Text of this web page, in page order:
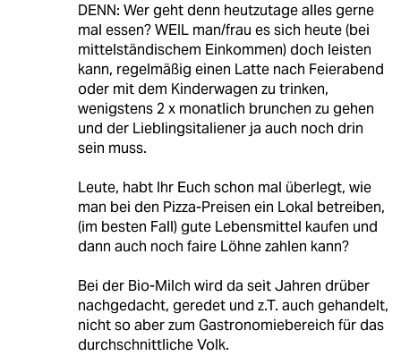
DENN: Wer geht denn heutzutage alles gerne
mal essen? WEIL man/frau es sich heute (bei
mittelständischem Einkommen) doch leisten
kann, regelmäßig einen Latte nach Feierabend
oder mit dem Kinderwagen zu trinken,
wenigstens 2 x monatlich brunchen zu gehen
und der Lieblingsitaliener ja auch noch drin
sein muss.
Leute, habt Ihr Euch schon mal überlegt, wie
man bei den Pizza-Preisen ein Lokal betreiben,
(im besten Fall) gute Lebensmittel kaufen und
dann auch noch faire Löhne zahlen kann?
Bei der Bio-Milch wird da seit Jahren drüber
nachgedacht, geredet und z.T. auch gehandelt,
nicht so aber zum Gastronomiebereich für das
durchschnittliche Volk.